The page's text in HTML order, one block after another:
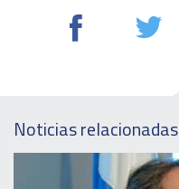
Noticias relacionadas